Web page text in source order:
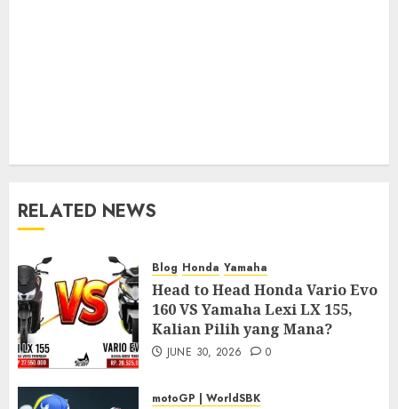
RELATED NEWS
Blog Honda Yamaha
Head to Head Honda Vario Evo
160 VS Yamaha Lexi LX 155,
Kalian Pilih yang Mana?
JUNE 30, 2026 0
motoGP | WorldSBK